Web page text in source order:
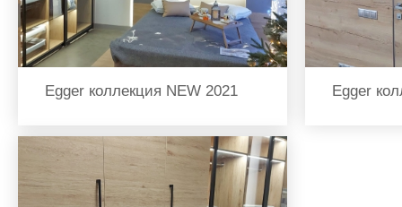
Egger коллекция NEW 2021 Egger